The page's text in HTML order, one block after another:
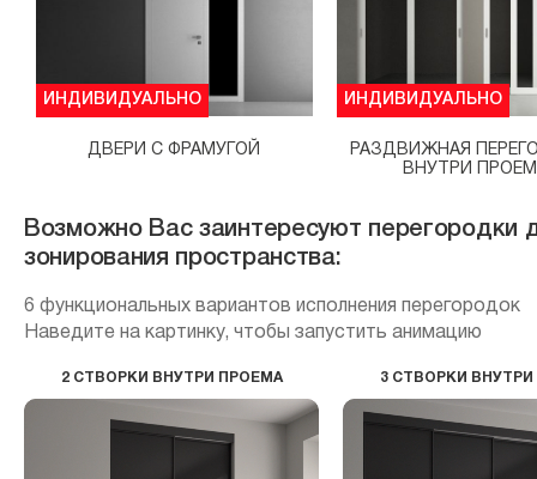
ИНДИВИДУАЛЬНО
ДВЕРИ С ФРАМУГОЙ
ИНДИВИДУАЛЬНО
РАЗДВИЖНАЯ
ВНУТРИ
Возможно Вас заинтересуют перегородки
зонирования пространства:
6 функциональных вариантов исполнения перегородок
Наведите на картинку, чтобы запустить анимацию
2 СТВОРКИ ВНУТРИ ПРОЕМА 3 СТВОРКИ